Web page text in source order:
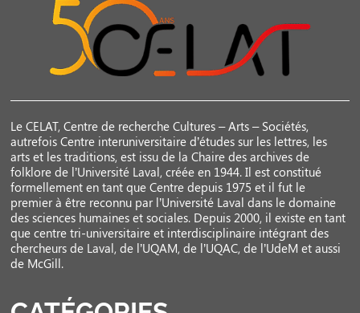
Le CELAT, Centre de recherche Cultures – Arts – Sociétés,
autrefois Centre interuniversitaire d’études sur les lettres, les
arts et les traditions, est issu de la Chaire des archives de
folklore de l’Université Laval, créée en 1944. Il est constitué
formellement en tant que Centre depuis 1975 et il fut le
premier à être reconnu par l’Université Laval dans le domaine
des sciences humaines et sociales. Depuis 2000, il existe en tant
que centre tri-universitaire et interdisciplinaire intégrant des
chercheurs de Laval, de l’UQAM, de l’UQAC, de l’UdeM et aussi
de McGill.